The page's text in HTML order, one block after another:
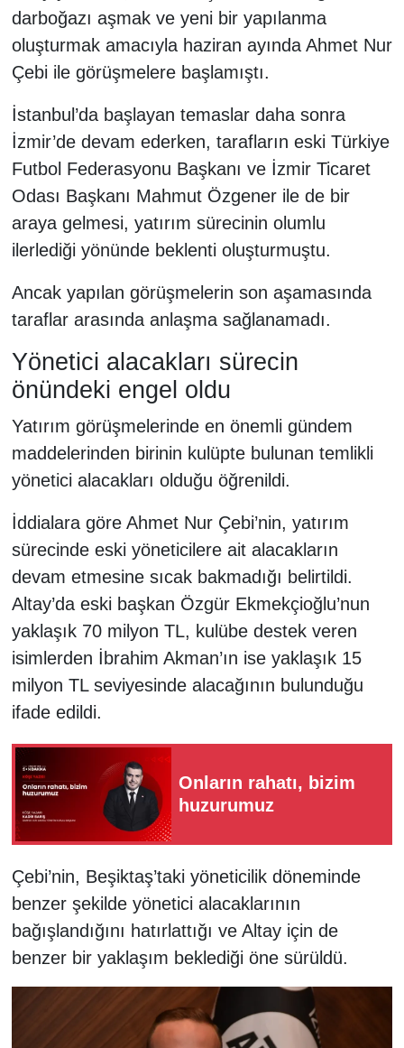
darboğazı aşmak ve yeni bir yapılanma
oluşturmak amacıyla haziran ayında Ahmet Nur
Çebi ile görüşmelere başlamıştı.
İstanbul’da başlayan temaslar daha sonra
İzmir’de devam ederken, tarafların eski Türkiye
Futbol Federasyonu Başkanı ve İzmir Ticaret
Odası Başkanı Mahmut Özgener ile de bir
araya gelmesi, yatırım sürecinin olumlu
ilerlediği yönünde beklenti oluşturmuştu.
Ancak yapılan görüşmelerin son aşamasında
taraflar arasında anlaşma sağlanamadı.
Yönetici alacakları sürecin
önündeki engel oldu
Yatırım görüşmelerinde en önemli gündem
maddelerinden birinin kulüpte bulunan temlikli
yönetici alacakları olduğu öğrenildi.
İddialara göre Ahmet Nur Çebi’nin, yatırım
sürecinde eski yöneticilere ait alacakların
devam etmesine sıcak bakmadığı belirtildi.
Altay’da eski başkan Özgür Ekmekçioğlu’nun
yaklaşık 70 milyon TL, kulübe destek veren
isimlerden İbrahim Akman’ın ise yaklaşık 15
milyon TL seviyesinde alacağının bulunduğu
ifade edildi.
Onların rahatı, bizim
huzurumuz
Çebi’nin, Beşiktaş’taki yöneticilik döneminde
benzer şekilde yönetici alacaklarının
bağışlandığını hatırlattığı ve Altay için de
benzer bir yaklaşım beklediği öne sürüldü.